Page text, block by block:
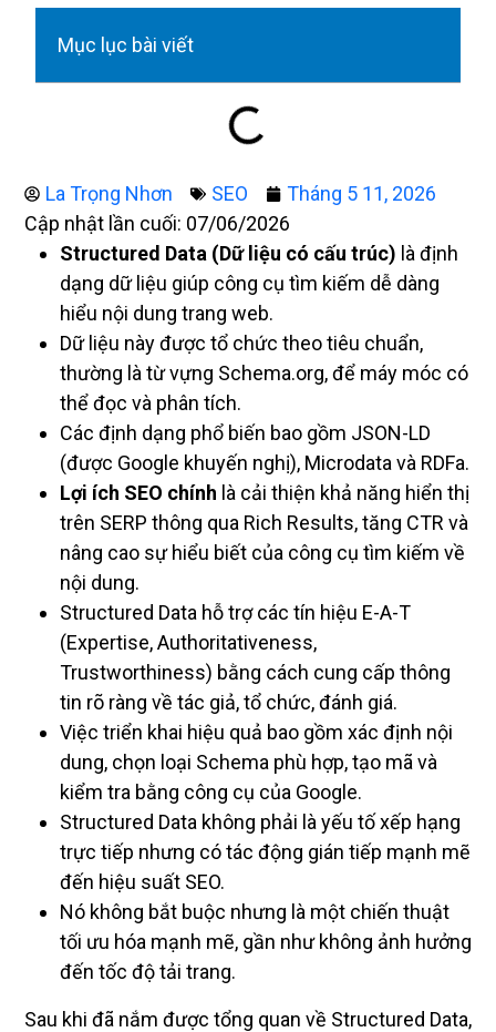
Mục lục bài viết
La Trọng Nhơn SEO
Tháng 5 11, 2026
Cập nhật lần cuối: 07/06/2026
Structured Data (Dữ liệu có cấu trúc) là định
dạng dữ liệu giúp công cụ tìm kiếm dễ dàng
hiểu nội dung trang web.
Dữ liệu này được tổ chức theo tiêu chuẩn,
thường là từ vựng Schema.org, để máy móc có
thể đọc và phân tích.
Các định dạng phổ biến bao gồm JSON-LD
(được Google khuyến nghị), Microdata và RDFa.
Lợi ích SEO chính là cải thiện khả năng hiển thị
trên SERP thông qua Rich Results, tăng CTR và
nâng cao sự hiểu biết của công cụ tìm kiếm về
nội dung.
Structured Data hỗ trợ các tín hiệu E-A-T
(Expertise, Authoritativeness,
Trustworthiness) bằng cách cung cấp thông
tin rõ ràng về tác giả, tổ chức, đánh giá.
Việc triển khai hiệu quả bao gồm xác định nội
dung, chọn loại Schema phù hợp, tạo mã và
kiểm tra bằng công cụ của Google.
Structured Data không phải là yếu tố xếp hạng
trực tiếp nhưng có tác động gián tiếp mạnh mẽ
đến hiệu suất SEO.
Nó không bắt buộc nhưng là một chiến thuật
tối ưu hóa mạnh mẽ, gần như không ảnh hưởng
đến tốc độ tải trang.
Sau khi đã nắm được tổng quan về Structured Data,